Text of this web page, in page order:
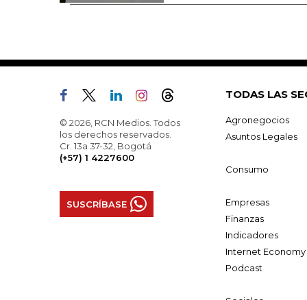
© 2026, RCN Medios. Todos
los derechos reservados.
Cr. 13a 37-32, Bogotá
(+57) 1 4227600
SUSCRÍBASE
TODAS LAS
Agronegocios
Asuntos Legales
Consumo
Empresas
Finanzas
Indicadores
Internet Economy
Podcast